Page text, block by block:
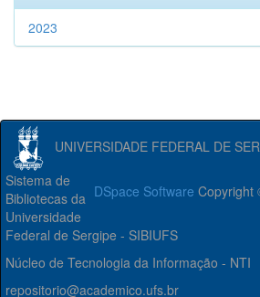
2023
UNIVERSIDADE FEDERAL DE
DSpace Software Copyright
Sistema de
Bibliotecas da
Universidade
Federal de Sergipe - SIBIUFS
Núcleo de Tecnologia da Informação - NTI
repositorio@academico.ufs.br